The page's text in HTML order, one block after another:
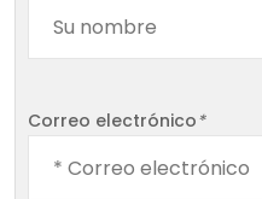
Correo electrónico*